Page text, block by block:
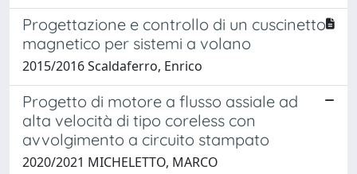
Progettazione e controllo di un cuscinetto
magnetico per sistemi a volano
2015/2016 Scaldaferro, Enrico
Progetto di motore a flusso assiale ad
alta velocità di tipo coreless con
avvolgimento a circuito stampato
2020/2021 MICHELETTO, MARCO